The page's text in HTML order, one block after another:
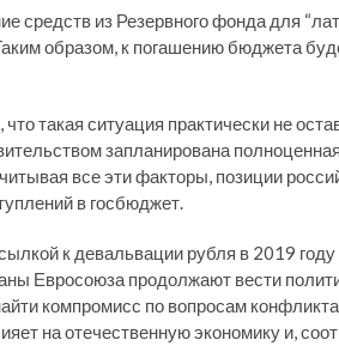
средств из Резервного фонда для
образом, к погашению бюджета
такая ситуация практически не
запланирована
все эти факторы, позиции
в госбюджет.
к девальвации рубля в 2019
Евросоюза продолжают вести
компромисс по вопросам
на отечественную экономику и,